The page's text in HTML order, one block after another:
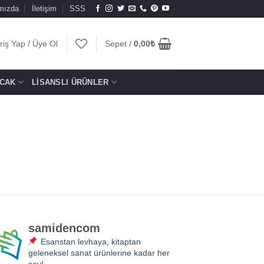
İletişim SSS
Yap / Üye Ol Sepet / 0,00₺
LISANSLI ÜRÜNLER
samidencom
Esanstan levhaya, kitaptan
geleneksel sanat ürünlerine kadar her